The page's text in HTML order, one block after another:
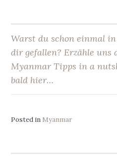
Warst du schon einmal
dir gefallen? Erzähle uns
Myanmar Tipps in a
bald hier…
Posted in Myanmar